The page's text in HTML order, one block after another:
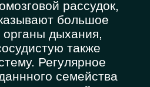
рассудок,
большое
органы дыхания,
также
Регулярное
семейства